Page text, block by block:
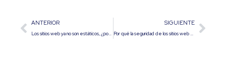
ANTERIOR
Los sitios web ya no son estáticos, ¿por qué debería serlo el tuyo?
SIGUIENTE
Por qué la seguridad de los sitios web es innegociable